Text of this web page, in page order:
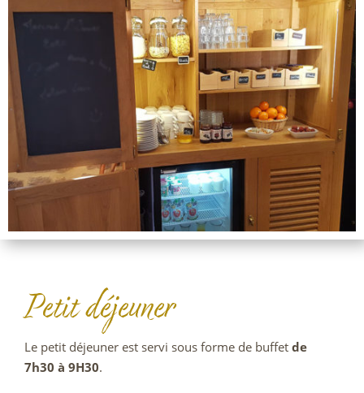
Petit déjeuner
Le petit déjeuner est servi sous forme de buffet de
7h30 à 9H30.